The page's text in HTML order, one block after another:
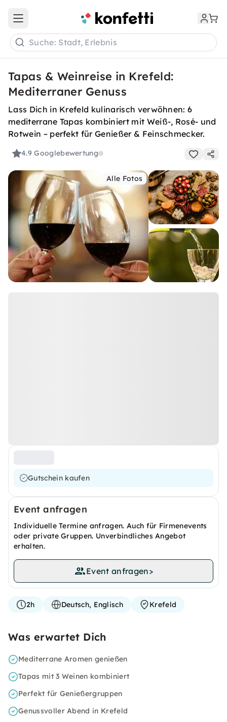
Open main menu
Suche: Stadt, Erlebnis
Tapas & Weinreise in Krefeld:
Mediterraner Genuss
Lass Dich in Krefeld kulinarisch verwöhnen: 6
mediterrane Tapas kombiniert mit Weiß-, Rosé- und
Rotwein – perfekt für Genießer & Feinschmecker.
4.9Googlebewertung
Alle Fotos
Gutschein kaufen
Event anfragen
Individuelle Termine anfragen. Auch für Firmenevents
oder private Gruppen. Unverbindliches Angebot
erhalten.
Event anfragen>
2h Deutsch, Englisch Krefeld
Was erwartet Dich
Mediterrane Aromen genießen
Tapas mit 3 Weinen kombiniert
Perfekt für Genießergruppen
Genussvoller Abend in Krefeld